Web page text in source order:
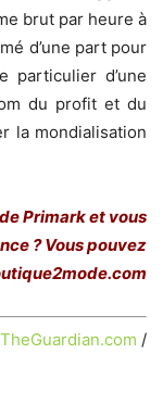
brut par heure à
d’une part pour
particulier d’une
du profit et du
la mondialisation
Primark et vous
? Vous pouvez
TheGuardian.com /